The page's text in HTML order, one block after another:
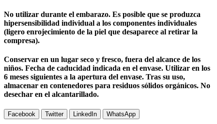
No utilizar durante el embarazo. Es posible que se produzca
hipersensibilidad individual a los componentes individuales
(ligero enrojecimiento de la piel que desaparece al retirar la
compresa).
Conservar en un lugar seco y fresco, fuera del alcance de los
niños. Fecha de caducidad indicada en el envase. Utilizar en los
6 meses siguientes a la apertura del envase. Tras su uso,
almacenar en contenedores para residuos sólidos orgánicos. No
desechar en el alcantarillado.
Facebook Twitter LinkedIn WhatsApp